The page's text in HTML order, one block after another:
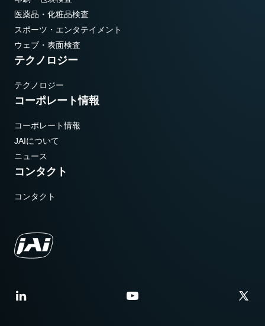
医薬品・化粧品検査
スポーツ・エンタテイメント
ウェブ・表面検査
テクノロジー
テクノロジー
コーポレート情報
コーポレート情報
JAIについて
ニュース
コンタクト
コンタクト